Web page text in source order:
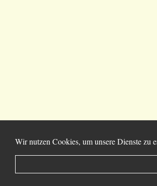
Wir nutzen Cookies, um unsere Dienste zu